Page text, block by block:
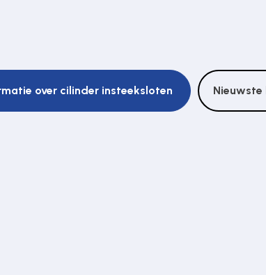
over cilinder insteeksloten Nieuwste